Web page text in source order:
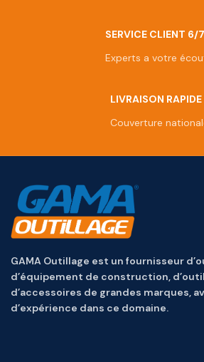
SERVICE CLIENT 6/7
Experts a votre
LIVRAISON RAPIDE
Couverture
GAMA Outillage est un fournisseur
d’équipement de construction,
d’accessoires de grandes marques,
d’expérience dans ce domaine.